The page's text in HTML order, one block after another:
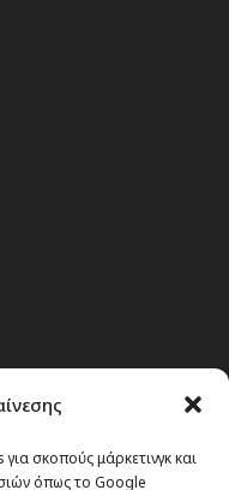
σκοπούς μάρκετινγκ και
όπως το Google